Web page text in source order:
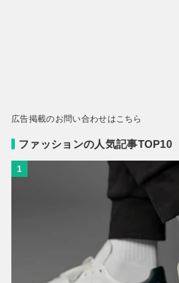
広告掲載のお問い合わせはこちら
ファッションの人気記事TOP10
1